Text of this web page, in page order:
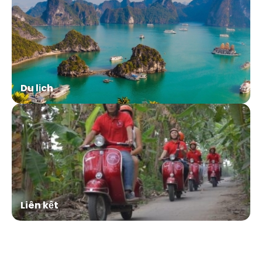
Du lịch
Liên kết